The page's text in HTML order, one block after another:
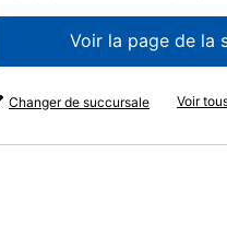
Voir la galerieVoir la page de la
Changer de succursale Voir